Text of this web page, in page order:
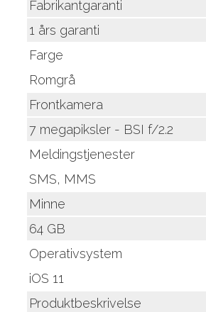
Fabrikantgaranti
1 års garanti
Farge
Romgrå
Frontkamera
7 megapiksler - BSI f/2.2
Meldingstjenester
SMS, MMS
Minne
64 GB
Operativsystem
iOS 11
Produktbeskrivelse